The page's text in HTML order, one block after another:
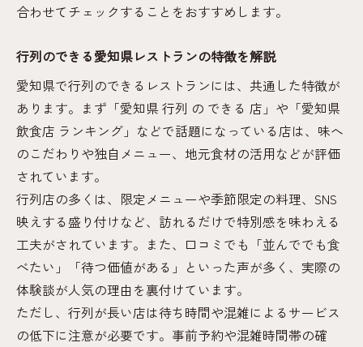
合わせてチェックすることをおすすめします。
行列のできる愛知県レストランの特徴を解説
愛知県で行列のできるレストランには、共通した特徴が
あります。まず「愛知県 行列 の できる 店」や「愛知県
飲食店 ランキング」などで話題になっている店は、味へ
のこだわりや独自メニュー、地元食材の活用などが評価
されています。
行列店の多くは、限定メニューや季節限定の料理、SNS
映えする盛り付けなど、訪れるだけで特別感を味わえる
工夫がされています。また、口コミでも「並んででも食
べたい」「待つ価値がある」といった声が多く、実際の
体験談が人気の理由を裏付けています。
ただし、行列が長い店は待ち時間や混雑によるサービス
の低下に注意が必要です。事前予約や混雑時間帯の確